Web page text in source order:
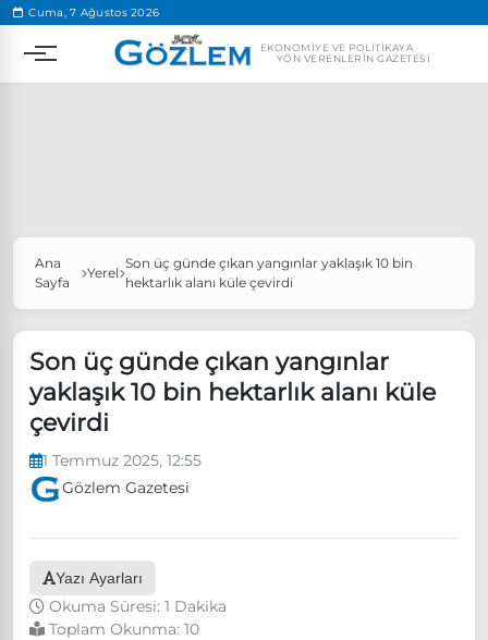
Cuma, 7 Ağustos 2026
EKONOMIYE VE POLITIKAYA
YÖN VERENLERIN GAZETESI
Popüler Aramalar
Özgür Özel, Ekrem İmamoğlu’nu ziyaret edecek
Ünlü çift bir etkinliğe daha katılmama kararı aldı
Boykot
Ana
Sayfa
Yerel
Son üç günde çıkan yangınlar yaklaşık 10 bin
hektarlık alanı küle çevirdi
Son üç günde çıkan yangınlar
yaklaşık 10 bin hektarlık alanı küle
çevirdi
1 Temmuz 2025, 12:55
Gözlem Gazetesi
Yazı Ayarları
Okuma Süresi: 1 Dakika
Toplam Okunma: 10